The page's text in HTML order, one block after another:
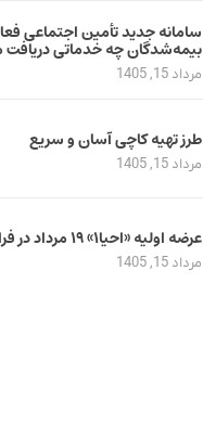
سامانه جدید تأمین اجتماعی
بیمه‌شدگان چه خدماتی دریافت
مرداد 15, 1405
طرز تهیه کاچی آسان و سریع
مرداد 15, 1405
عرضه اولیه «احیا۱» ۱۹ مرداد در فرابورس
مرداد 15, 1405